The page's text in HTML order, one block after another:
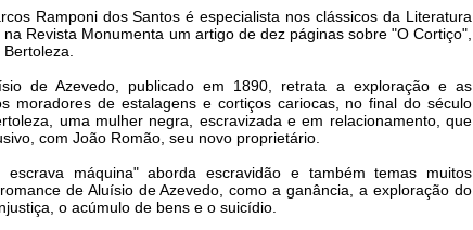
Ramponi dos Santos é especialista nos clássicos da Literatura
Revista Monumenta um artigo de dez páginas sobre "O Cortiço",
de Azevedo, publicado em 1890, retrata a exploração e as
moradores de estalagens e cortiços cariocas, no final do século
uma mulher negra, escravizada e em relacionamento, que
com João Romão, seu novo proprietário.
máquina" aborda escravidão e também temas muitos
de Aluísio de Azevedo, como a ganância, a exploração do
o acúmulo de bens e o suicídio.